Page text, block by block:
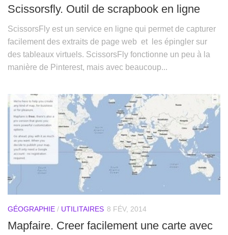
Scissorsfly. Outil de scrapbook en ligne
ScissorsFly est un service en ligne qui permet de capturer
facilement des extraits de page web et les épingler sur
des tableaux virtuels. ScissorsFly fonctionne un peu à la
manière de Pinterest, mais avec beaucoup...
GÉOGRAPHIE / UTILITAIRES 8 FÉV, 2014
Mapfaire. Creer facilement une carte avec